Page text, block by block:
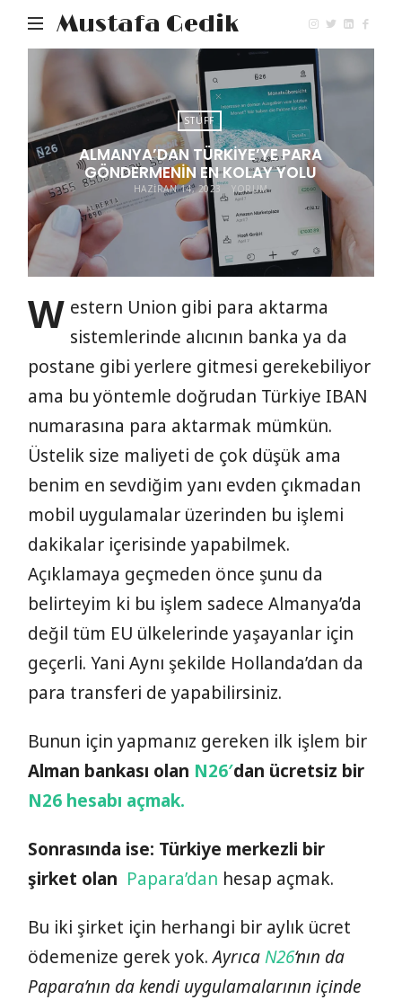
Mustafa Gedik
STUFF
ALMANYA’DAN TÜRKIYE’YE PARA
GÖNDERMENIN EN KOLAY YOLU
HAZIRAN 14, 2023 YORUM
W estern Union gibi para aktarma
sistemlerinde alıcının banka ya da
postane gibi yerlere gitmesi gerekebiliyor
ama bu yöntemle doğrudan Türkiye IBAN
numarasına para aktarmak mümkün.
Üstelik size maliyeti de çok düşük ama
benim en sevdiğim yanı evden çıkmadan
mobil uygulamalar üzerinden bu işlemi
dakikalar içerisinde yapabilmek.
Açıklamaya geçmeden önce şunu da
belirteyim ki bu işlem sadece Almanya’da
değil tüm EU ülkelerinde yaşayanlar için
geçerli. Yani Aynı şekilde Hollanda’dan da
para transferi de yapabilirsiniz.
Bunun için yapmanız gereken ilk işlem bir
Alman bankası olan N26′dan ücretsiz bir
N26 hesabı açmak.
Sonrasında ise: Türkiye merkezli bir
şirket olan Papara’dan hesap açmak.
Bu iki şirket için herhangi bir aylık ücret
ödemenize gerek yok.AyrıcaN26‘nın da
Papara’nın da kendi uygulamalarının içinde